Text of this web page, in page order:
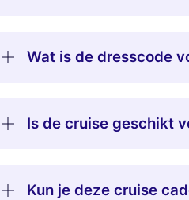
Wat is de dresscode
Is de cruise geschikt
Kun je deze cruise